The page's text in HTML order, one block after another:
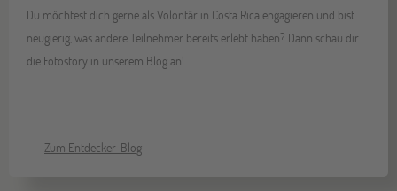
10
OKT
Gräfelfing
17 Stuttgart
Du möchtest dich gerne als Volontär in Costa Rica engagieren und bist
neugierig, was andere Teilnehmer bereits erlebt haben? Dann schau dir
die Fotostory in unserem Blog an!
Zum Entdecker-Blog